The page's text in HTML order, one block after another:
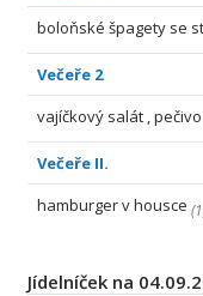
boloňské špagety se
Večeře 2
vajíčkový salát , pečivo
Večeře II.
hamburger v housce (1
Jídelníček na